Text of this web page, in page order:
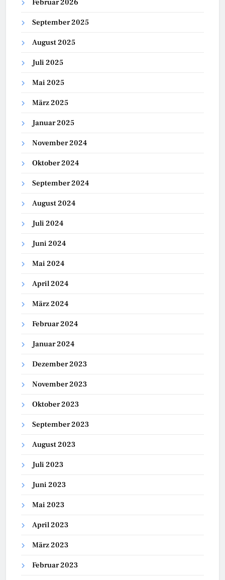
Februar 2026
September 2025
August 2025
Juli 2025
Mai 2025
März 2025
Januar 2025
November 2024
Oktober 2024
September 2024
August 2024
Juli 2024
Juni 2024
Mai 2024
April 2024
März 2024
Februar 2024
Januar 2024
Dezember 2023
November 2023
Oktober 2023
September 2023
August 2023
Juli 2023
Juni 2023
Mai 2023
April 2023
März 2023
Februar 2023